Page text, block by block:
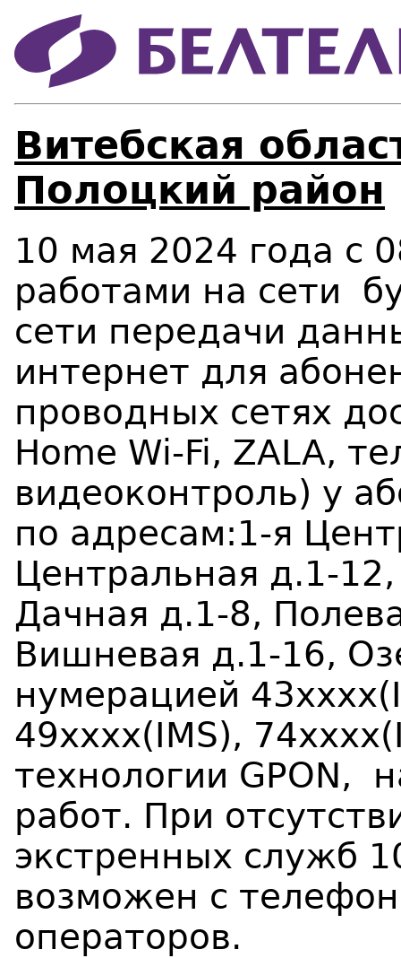
Витебская
Полоцкий район
10 мая 2024 года c
работами на сети
сети передачи
интернет для
проводных сетях
Home Wi-Fi, ZALA,
видеоконтроль) у
по адресам:1-я
Центральная д.1-12
Дачная д.1-8,
Вишневая д.1-16,
нумерацией 43хххх(
49хххх(IMS), 74хххх(
технологии GPON,
работ. При
экстренных служб
возможен с
операторов.